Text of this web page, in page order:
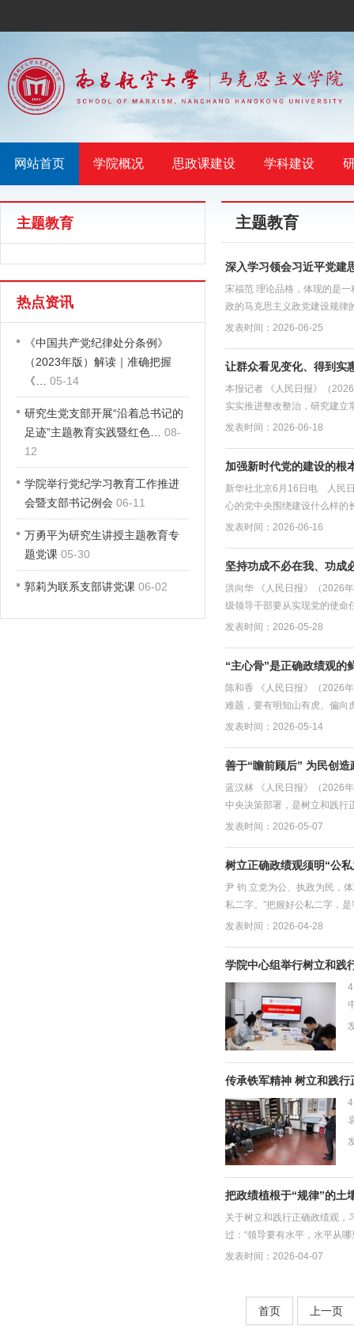
网站首页 学院概况 思政课建设 学科建设
主题教育
热点资讯
《中国共产党纪律处分条例》
（2023年版）解读｜准确把握
《… 05-14
研究生党支部开展“沿着总书记的
足迹”主题教育实践暨红色… 08-
12
学院举行党纪学习教育工作推进
会暨支部书记例会 06-11
万勇平为研究生讲授主题教育专
题党课 05-30
郭莉为联系支部讲党课 06-02
主题教育
深入学习领会习近平党建
宋福范 理论品格，体现的是
政的马克思主义政党建设规律
发表时间：2026-06-25
让群众看见变化、得到实
本报记者 《人民日报》（
实实推进整改整治，研究建
发表时间：2026-06-18
加强新时代党的建设的
新华社北京6月16日电 人民
心的党中央围绕建设什么样的
发表时间：2026-06-16
坚持功成不必在我、功成
洪向华 《人民日报》（2026
级领导干部要从实现党的使命
发表时间：2026-05-28
“主心骨”是正确政绩观的
陈和香 《人民日报》（2026
难题，要有明知山有虎、偏向
发表时间：2026-05-14
善于“瞻前顾后” 为民创造
蓝汉林 《人民日报》（2026
中央决策部署，是树立和践行
发表时间：2026-05-07
树立正确政绩观须明“公
尹 钧 立党为公、执政为民，
私二字。”把握好公私二字，
发表时间：2026-04-28
学院中心组举行树立和践
传承铁军精神 树立和践
把政绩植根于“规律”的土
关于树立和践行正确政绩观，
过：“领导要有水平，水平从
发表时间：2026-04-07
首页 上一页